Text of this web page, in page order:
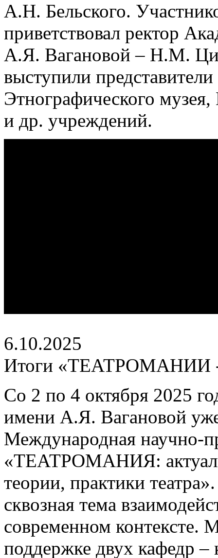
А.Н. Бельского.
приветствовал ректор
А.Я. Вагановой – Н.М.
выступили
Этнографического
и др. учреждений.
6.10.2025
Итоги «ТЕАТРОМАНИИ
Со 2 по 4 октября 2025
имени А.Я. Вагановой
Международная научно-
«ТЕАТРОМАНИЯ:
теории, практики
сквозная тема
современном контексте.
поддержке двух кафедр